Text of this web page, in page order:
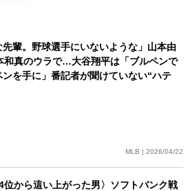
先輩。野球選手にいないような」山本由
和真のウラで…大谷翔平は「ブルペンで
ンを手に」番記者が聞けていない“ハテ
MLB | 2026/04/22
位から這い上がった男〉ソフトバンク戦